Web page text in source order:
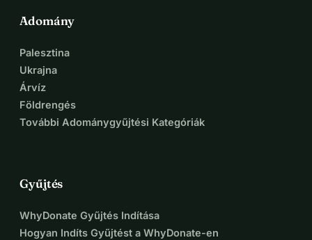
Adomány
Palesztina
Ukrajna
Árvíz
Földrengés
További Adománygyűjtési Kategóriák
Gyűjtés
WhyDonate Gyűjtés Indítása
Hogyan Indíts Gyűjtést a WhyDonate-en